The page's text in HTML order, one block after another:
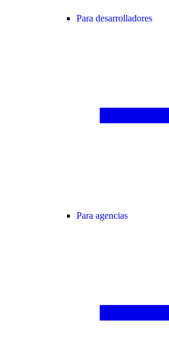
Para desarrolladores
Para agencias